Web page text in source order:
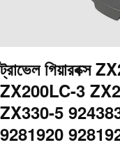
ট্রাভেল
ZX200LC-3
ZX330-5
9281920